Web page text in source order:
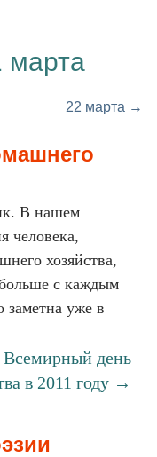
марта
22 марта →
В нашем
человека,
хозяйства,
с каждым
заметна уже в
Всемирный день
в 2011 году →